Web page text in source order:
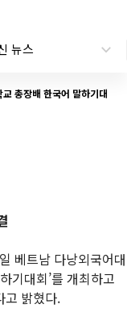
뉴스
총장배 한국어 말하기대
베트남 다낭외국어대
기대회’를 개최하고
고 밝혔다.